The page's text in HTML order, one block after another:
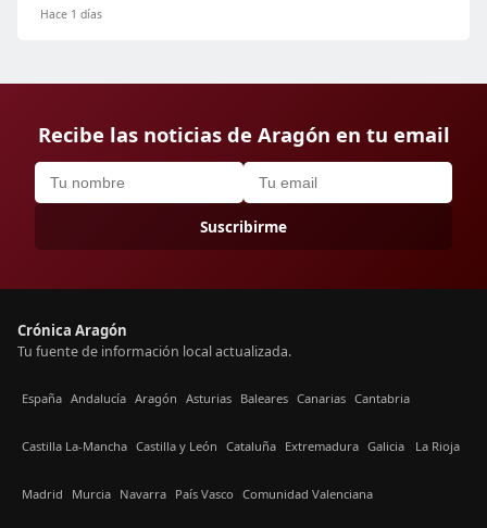
Hace 1 días
Recibe las noticias de Aragón en tu email
Suscribirme
Crónica Aragón
Tu fuente de información local actualizada.
España Andalucía Aragón Asturias Baleares Canarias Cantabria
Castilla La-Mancha Castilla y León Cataluña Extremadura Galicia La Rioja
Madrid Murcia Navarra País Vasco Comunidad Valenciana